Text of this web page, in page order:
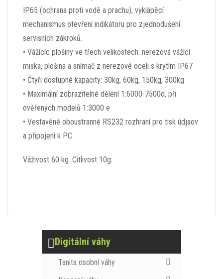
IP65 (ochrana proti vodě a prachu); vyklápěcí
mechanismus otevření indikátoru pro zjednodušení
servisních zákroků.
• Vážícíc plošiny ve třech velikostech: nerezová vážící
miska, plošina a snímač z nerezové oceli s krytím IP67
• Čtyři dostupné kapacity: 30kg, 60kg, 150kg, 300kg
• Maximální zobrazitelné dělení 1:6000-7500d, při
ověřených modelů 1:3000 e
• Vestavěné oboustranné RS232 rozhraní pro tisk údjaov
a připojení k PC
Váživost 60 kg. Citlivost 10g.
Digitální váhy
Tanita osobní váhy